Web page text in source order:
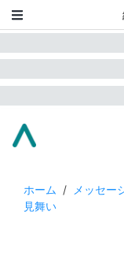
ホーム / メッセー
見舞い